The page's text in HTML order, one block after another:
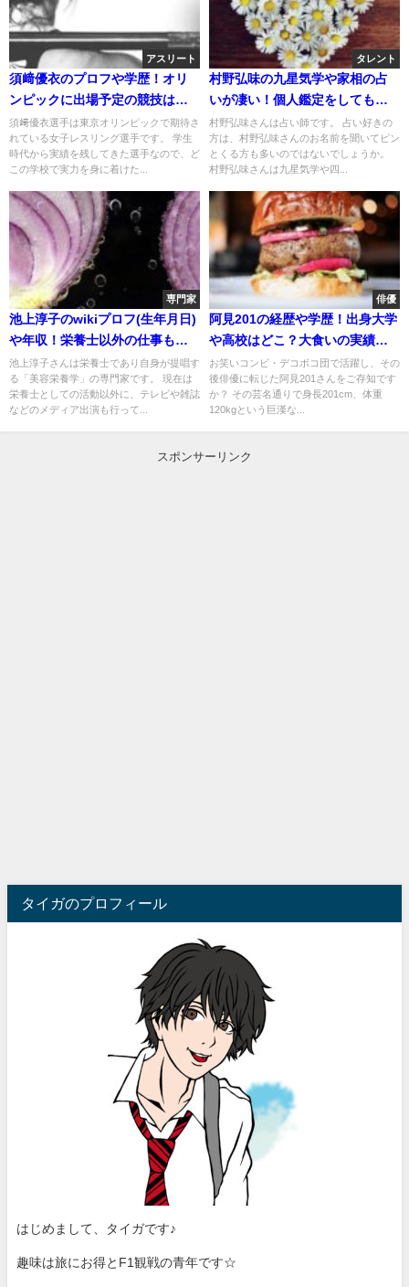
アスリート
須﨑優衣のプロフや学歴！オリ
ンピックに出場予定の競技は？
家族について！
須﨑優衣選手は東京オリンピックで期待さ
れている女子レスリング選手です。 学生
時代から実績を残してきた選手なので、ど
この学校で実力を身に着けた...
タレント
村野弘味の九星気学や家相の占
いが凄い！個人鑑定をしてもら
う方法を調査！
村野弘味さんは占い師です。 占い好きの
方は、村野弘味さんのお名前を聞いてピン
とくる方も多いのではないでしょうか。
村野弘味さんは九星気学や四...
専門家
池上淳子のwikiプロフ(生年月日)
や年収！栄養士以外の仕事も凄
い！
池上淳子さんは栄養士であり自身が提唱す
る「美容栄養学」の専門家です。 現在は
栄養士としての活動以外に、テレビや雑誌
などのメディア出演も行って...
俳優
阿見201の経歴や学歴！出身大学
や高校はどこ？大食いの実績も
調査！
お笑いコンビ・デコボコ団で活躍し、その
後俳優に転じた阿見201さんをご存知です
か？ その芸名通りで身長201cm、体重
120kgという巨漢な...
スポンサーリンク
タイガのプロフィール
はじめまして、タイガです♪
趣味は旅にお得とF1観戦の青年です☆